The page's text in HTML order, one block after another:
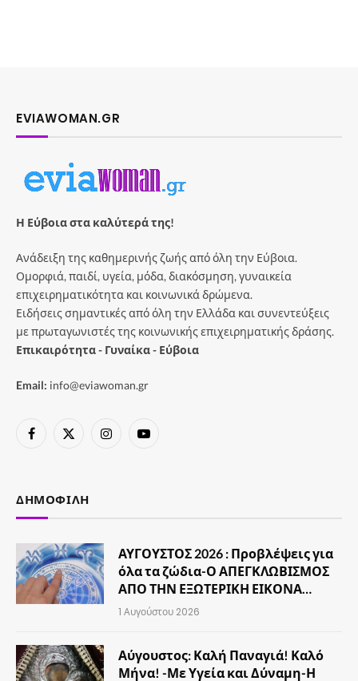
EVIAWOMAN.GR
Η Εύβοια στα καλύτερά της!
Ανάδειξη της καθημερινής ζωής από όλη την Εύβοια.
Ομορφιά, παιδί, υγεία, μόδα, διακόσμηση, γυναικεία
επιχειρηματικότητα και κοινωνικά δρώμενα.
Ειδήσεις σημαντικές από όλη την Ελλάδα και συνεντεύξεις
με πρωταγωνιστές της κοινωνικής επιχειρηματικής δράσης.
Επικαιρότητα - Γυναίκα - Εύβοια
Email: info@eviawoman.gr
Facebook
X
InstagramYouTube
ΔΗΜΟΦΙΛΉ
ΑΥΓΟΥΣΤΟΣ 2026 : Προβλέψεις για
όλα τα ζώδια-Ο ΑΠΕΓΚΛΩΒΙΣΜΟΣ
ΑΠΟ ΤΗΝ ΕΞΩΤΕΡΙΚΗ ΕΙΚΟΝΑ…
1 Αυγούστου 2026
Αύγουστος: Καλή Παναγιά! Καλό
Μήνα! -Με Υγεία και Δύναμη-Η